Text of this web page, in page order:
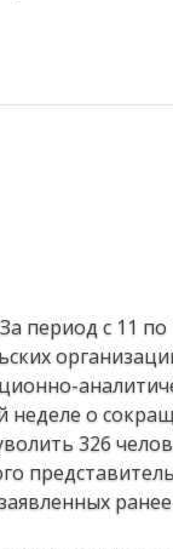
период с 11
неделе о
326